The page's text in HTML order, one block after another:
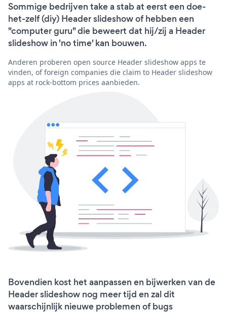
Sommige bedrijven take a stab at eerst een doe-
het-zelf (diy) Header slideshow of hebben een
"computer guru" die beweert dat hij/zij a Header
slideshow in 'no time' kan bouwen.
Anderen proberen open source Header slideshow apps te
vinden, of foreign companies die claim to Header slideshow
apps at rock-bottom prices aanbieden.
Bovendien kost het aanpassen en bijwerken van de
Header slideshow nog meer tijd en zal dit
waarschijnlijk nieuwe problemen of bugs